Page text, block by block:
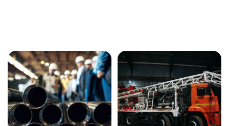
Маршруты от экскурсоводов
Все маршруты
Доступная среда